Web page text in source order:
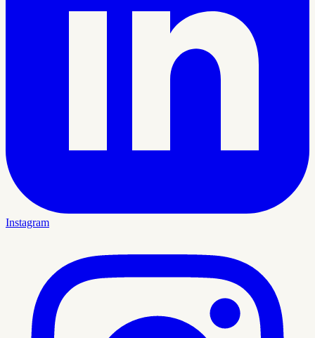
Instagram